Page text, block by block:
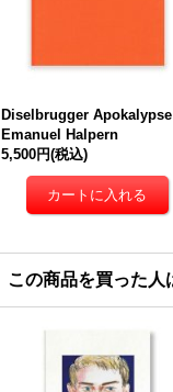
Diselbrugger
Emanuel Halpern
5,500円(税込)
この商品を買った人